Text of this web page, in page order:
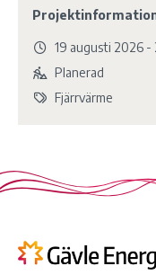
19 augusti 2026
Planerad
Fjärrvärme